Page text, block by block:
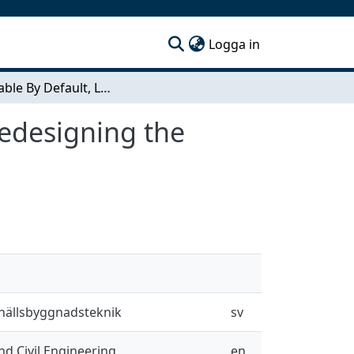
Logga in
Sustainable By Default, Learning from the past, redesigning the future
the
sv